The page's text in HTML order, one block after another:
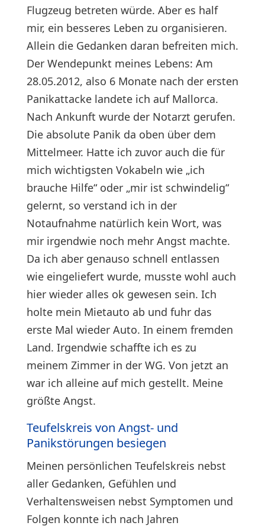
Flugzeug betreten würde. Aber es half
mir, ein besseres Leben zu organisieren.
Allein die Gedanken daran befreiten mich.
Der Wendepunkt meines Lebens: Am
28.05.2012, also 6 Monate nach der ersten
Panikattacke landete ich auf Mallorca.
Nach Ankunft wurde der Notarzt gerufen.
Die absolute Panik da oben über dem
Mittelmeer. Hatte ich zuvor auch die für
mich wichtigsten Vokabeln wie „ich
brauche Hilfe“ oder „mir ist schwindelig“
gelernt, so verstand ich in der
Notaufnahme natürlich kein Wort, was
mir irgendwie noch mehr Angst machte.
Da ich aber genauso schnell entlassen
wie eingeliefert wurde, musste wohl auch
hier wieder alles ok gewesen sein. Ich
holte mein Mietauto ab und fuhr das
erste Mal wieder Auto. In einem fremden
Land. Irgendwie schaffte ich es zu
meinem Zimmer in der WG. Von jetzt an
war ich alleine auf mich gestellt. Meine
größte Angst.
Teufelskreis von Angst- und
Panikstörungen besiegen
Meinen persönlichen Teufelskreis nebst
aller Gedanken, Gefühlen und
Verhaltensweisen nebst Symptomen und
Folgen konnte ich nach Jahren